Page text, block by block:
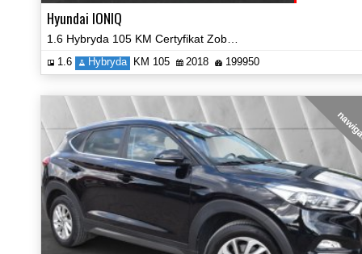
Hyundai IONIQ
1.6 Hybryda KM 105 2018 199950